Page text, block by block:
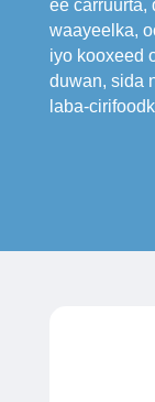
ee carruurta,
waayeelka,
iyo kooxeed
duwan, sida
laba-